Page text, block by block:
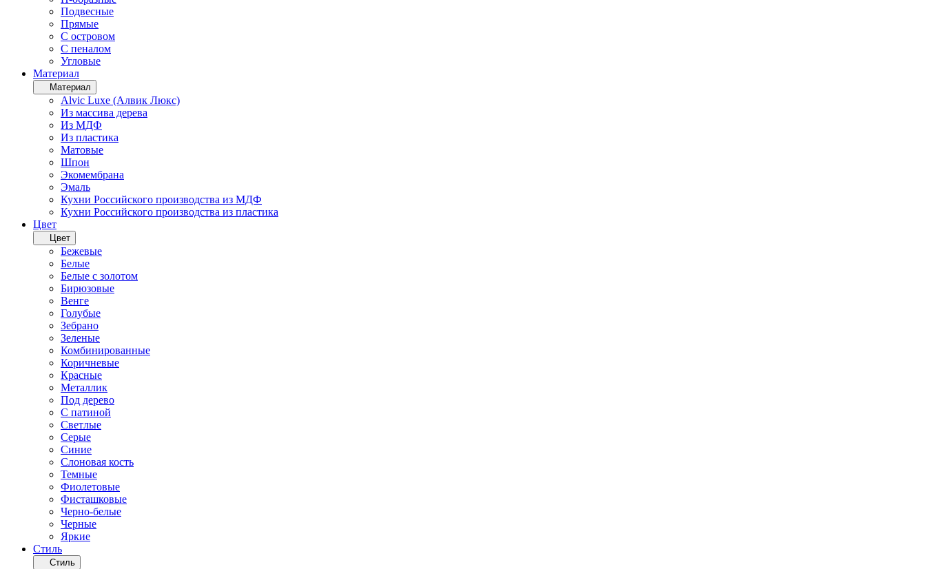
Подвесные
Прямые
С островом
С пеналом
Угловые
Материал
Материал
Alvic Luxe (Алвик Люкс)
Из массива дерева
Из МДФ
Из пластика
Матовые
Шпон
Экомембрана
Эмаль
Кухни Российского производства из МДФ
Кухни Российского производства из пластика
Цвет
Цвет
Бежевые
Белые
Белые с золотом
Бирюзовые
Венге
Голубые
Зебрано
Зеленые
Комбинированные
Коричневые
Красные
Металлик
Под дерево
С патиной
Светлые
Серые
Синие
Слоновая кость
Темные
Фиолетовые
Фисташковые
Черно-белые
Черные
Яркие
Стиль
Стиль